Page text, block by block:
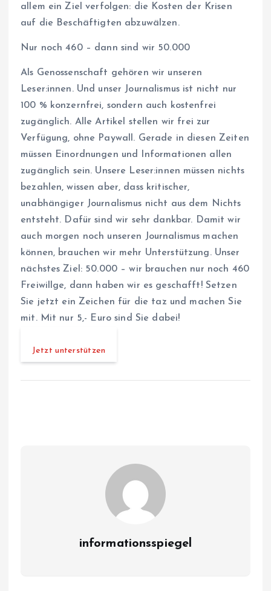
allem ein Ziel verfolgen: die Kosten der Krisen
auf die Beschäftigten abzuwälzen.
Nur noch 460 – dann sind wir 50.000
Als Genossenschaft gehören wir unseren
Leser:innen. Und unser Journalismus ist nicht nur
100 % konzernfrei, sondern auch kostenfrei
zugänglich. Alle Artikel stellen wir frei zur
Verfügung, ohne Paywall. Gerade in diesen Zeiten
müssen Einordnungen und Informationen allen
zugänglich sein. Unsere Leser:innen müssen nichts
bezahlen, wissen aber, dass kritischer,
unabhängiger Journalismus nicht aus dem Nichts
entsteht. Dafür sind wir sehr dankbar. Damit wir
auch morgen noch unseren Journalismus machen
können, brauchen wir mehr Unterstützung. Unser
nächstes Ziel: 50.000 – wir brauchen nur noch 460
Freiwillge, dann haben wir es geschafft! Setzen
Sie jetzt ein Zeichen für die taz und machen Sie
mit. Mit nur 5,- Euro sind Sie dabei!
Jetzt unterstützen
informationsspiegel